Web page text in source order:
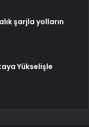
şarjla yolların
Yükselişle